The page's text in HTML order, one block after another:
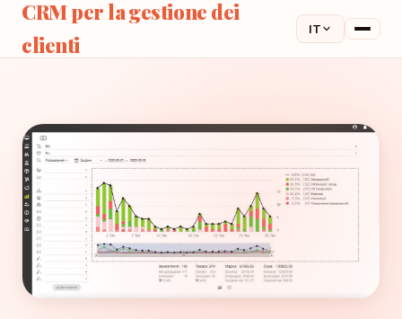
CRM per la gestione dei
clienti
IT